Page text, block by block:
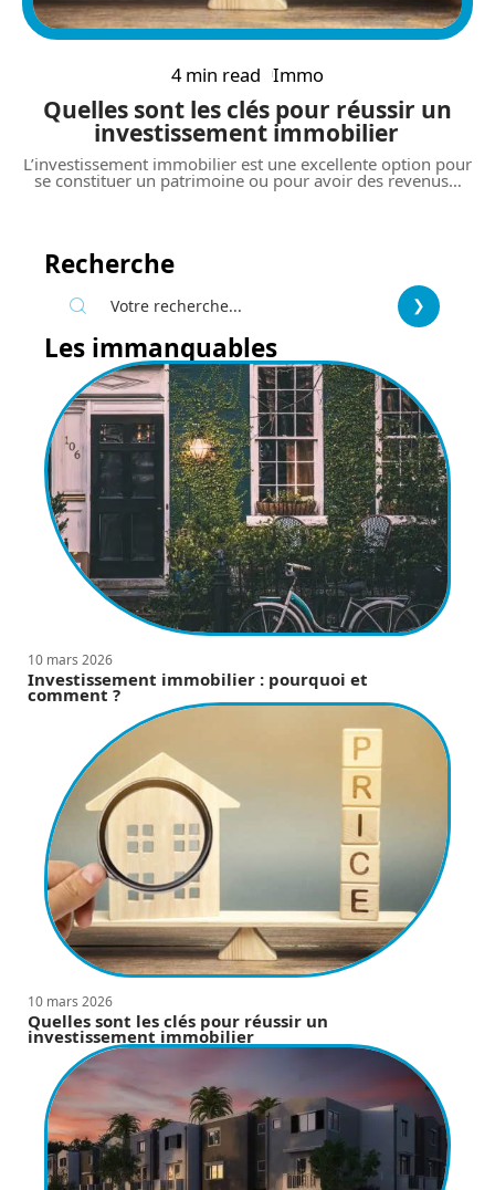
4 min read Immo
Quelles sont les clés pour réussir un
investissement immobilier
L’investissement immobilier est une excellente option pour
se constituer un patrimoine ou pour avoir des revenus…
Recherche
Les immanquables
10 mars 2026
Investissement immobilier : pourquoi et
comment ?
10 mars 2026
Quelles sont les clés pour réussir un
investissement immobilier